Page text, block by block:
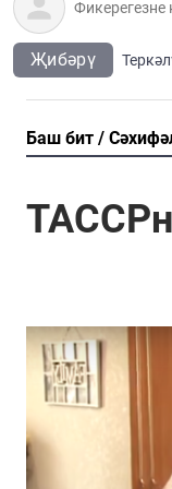
Җибәрү
Баш бит